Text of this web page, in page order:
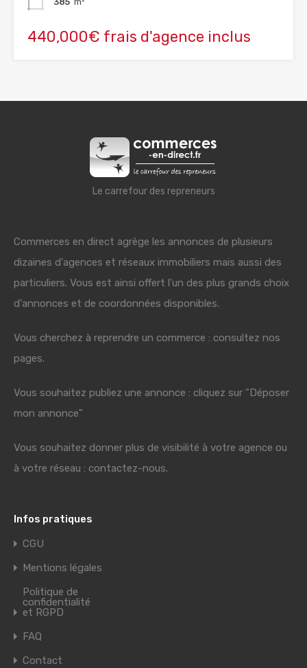
440,000€ frais d'agence inclus
Le carrefour des repreneurs
Commerces en direct agrège les annonces de plusieurs
dizaines d'agences et réseaux immobiliers mais aussi des
particuliers. Vous est ainsi offert l'un des plus grands choix
d'annonces et de coordonnées disponibles.
Vous cherchez à reprendre un commerce : consultez nos
pages.
Vous souhaitez publiez une annonce : cliquez sur "Déposer
mon annonce"
Vous souhaitez donner plus de visibilité à votre agence ou
à votre réseau : contactez-nous.
Infos pratiques
CGU
Mentions légales
Politique de
confidentialité
et RGPD
FAQ
Contact